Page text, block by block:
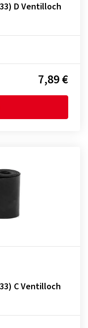
D Ventilloch
7,89 €
C Ventilloch